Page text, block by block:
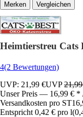
Vergleichen
Heimtierstreu Cats
4(2 Bewertungen)
UVP: 21,99 €UVP
Unser Preis — 16,99 € *
Versandkosten pro ST
Entspricht 0,42 € pro l(